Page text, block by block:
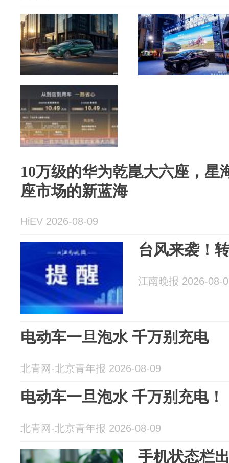
10万级的华为乾崑大六座，星
座市场的新蓝海
HiEV 2026-08-09
台风来袭！
江南晚报 2026-08-
电动车一旦泡水 千万别充电
北青网-北京青年报 2026-08-09
电动车一旦泡水 千万别充电！
北青网-北京青年报 2026-08-09
手机状态栏